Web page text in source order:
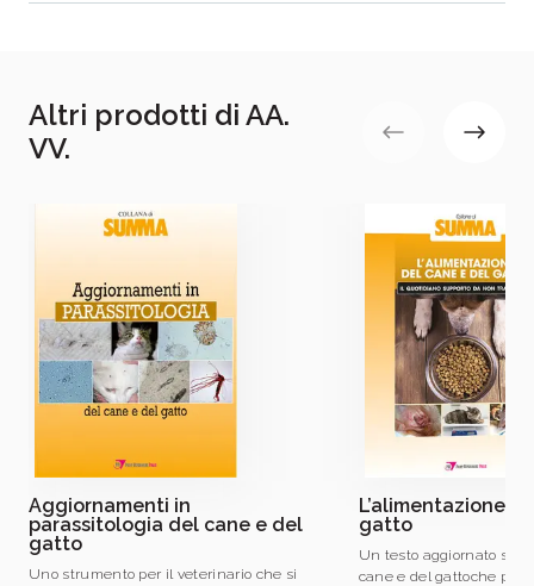
PVI S
Altri prodotti di AA.
VV.
Aggiornamenti in
parassitologia del cane e del
gatto
Uno strumento per il veterinario che si
L’alimentazione
gatto
Un testo aggiornato
cane e del gattoche